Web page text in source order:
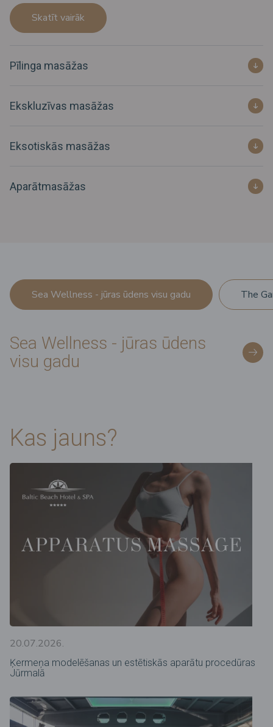
Skatīt vairāk
Pīlinga masāžas
Ekskluzīvas masāžas
Eksotiskās masāžas
Aparātmasāžas
Sea Wellness - jūras ūdens visu gadu The
Sea Wellness - jūras ūdens
visu gadu
Kas jauns?
20.07.2026.
Ķermeņa modelēšanas un estētiskās aparātu procedūras
Jūrmalā